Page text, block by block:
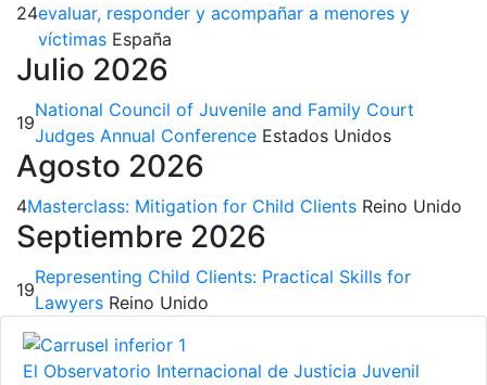
24evaluar, responder y acompañar a menores y
víctimas España
Julio 2026
19
National Council of Juvenile and Family Court
Judges Annual Conference Estados Unidos
Agosto 2026
4Masterclass: Mitigation for Child Clients Reino Unido
Septiembre 2026
19
Representing Child Clients: Practical Skills for
Lawyers Reino Unido
El Observatorio Internacional de Justicia Juvenil